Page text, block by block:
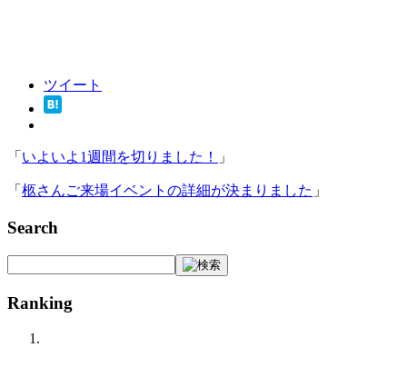
ツイート
「 いよいよ1週間を切りました！ 」
「 柩さんご来場イベントの詳細が決まりました 」
Search
Ranking